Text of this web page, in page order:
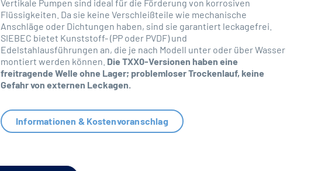
Vertikale Pumpen sind ideal für die Förderung von korrosiven
Flüssigkeiten. Da sie keine Verschleißteile wie mechanische
Anschläge oder Dichtungen haben, sind sie garantiert leckagefrei.
SIEBEC bietet Kunststoff- (PP oder PVDF) und
Edelstahlausführungen an, die je nach Modell unter oder über Wasser
montiert werden können. Die TXX0-Versionen haben eine
freitragende Welle ohne Lager; problemloser Trockenlauf, keine
Gefahr von externen Leckagen.
Informationen & Kostenvoranschlag